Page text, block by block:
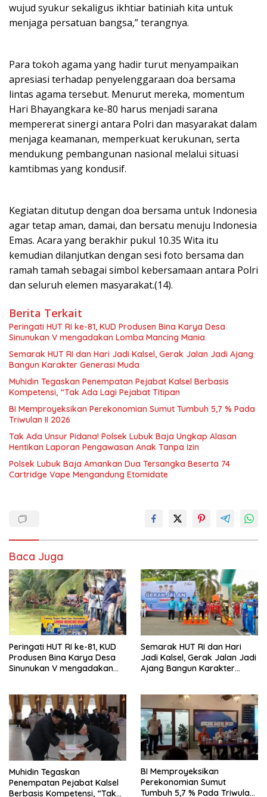
wujud syukur sekaligus ikhtiar batiniah kita untuk
menjaga persatuan bangsa,” terangnya.
Para tokoh agama yang hadir turut menyampaikan
apresiasi terhadap penyelenggaraan doa bersama
lintas agama tersebut. Menurut mereka, momentum
Hari Bhayangkara ke-80 harus menjadi sarana
mempererat sinergi antara Polri dan masyarakat dalam
menjaga keamanan, memperkuat kerukunan, serta
mendukung pembangunan nasional melalui situasi
kamtibmas yang kondusif.
Kegiatan ditutup dengan doa bersama untuk Indonesia
agar tetap aman, damai, dan bersatu menuju Indonesia
Emas. Acara yang berakhir pukul 10.35 Wita itu
kemudian dilanjutkan dengan sesi foto bersama dan
ramah tamah sebagai simbol kebersamaan antara Polri
dan seluruh elemen masyarakat.(14).
Berita Terkait
Peringati HUT RI ke-81, KUD Produsen Bina Karya Desa
Sinunukan V mengadakan Lomba Mancing Mania
Semarak HUT RI dan Hari Jadi Kalsel, Gerak Jalan Jadi Ajang
Bangun Karakter Generasi Muda
Muhidin Tegaskan Penempatan Pejabat Kalsel Berbasis
Kompetensi, “Tak Ada Lagi Pejabat Titipan
BI Memproyeksikan Perekonomian Sumut Tumbuh 5,7 % Pada
Triwulan II 2026
Tak Ada Unsur Pidana! Polsek Lubuk Baja Ungkap Alasan
Hentikan Laporan Pengawasan Anak Tanpa Izin
Polsek Lubuk Baja Amankan Dua Tersangka Beserta 74
Cartridge Vape Mengandung Etomidate
Baca Juga
Peringati HUT RI ke-81, KUD
Produsen Bina Karya Desa
Sinunukan V mengadakan
Semarak HUT RI dan Hari
Jadi Kalsel, Gerak Jalan Jadi
Ajang Bangun Karakter
Muhidin Tegaskan
Penempatan Pejabat Kalsel
Berbasis Kompetensi, “Tak
BI Memproyeksikan
Perekonomian Sumut
Tumbuh 5,7 % Pada Triwulan